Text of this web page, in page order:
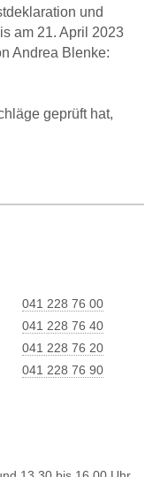
und
am 21. April 2023
Andrea Blenke:
geprüft hat,
041 228 76 00
041 228 76 40
041 228 76 20
041 228 76 90